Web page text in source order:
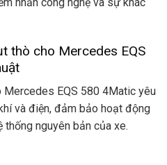
thò cho Mercedes EQS
EQS 580 4Matic yêu
và điện, đảm bảo hoạt động
thống nguyên bản của xe.